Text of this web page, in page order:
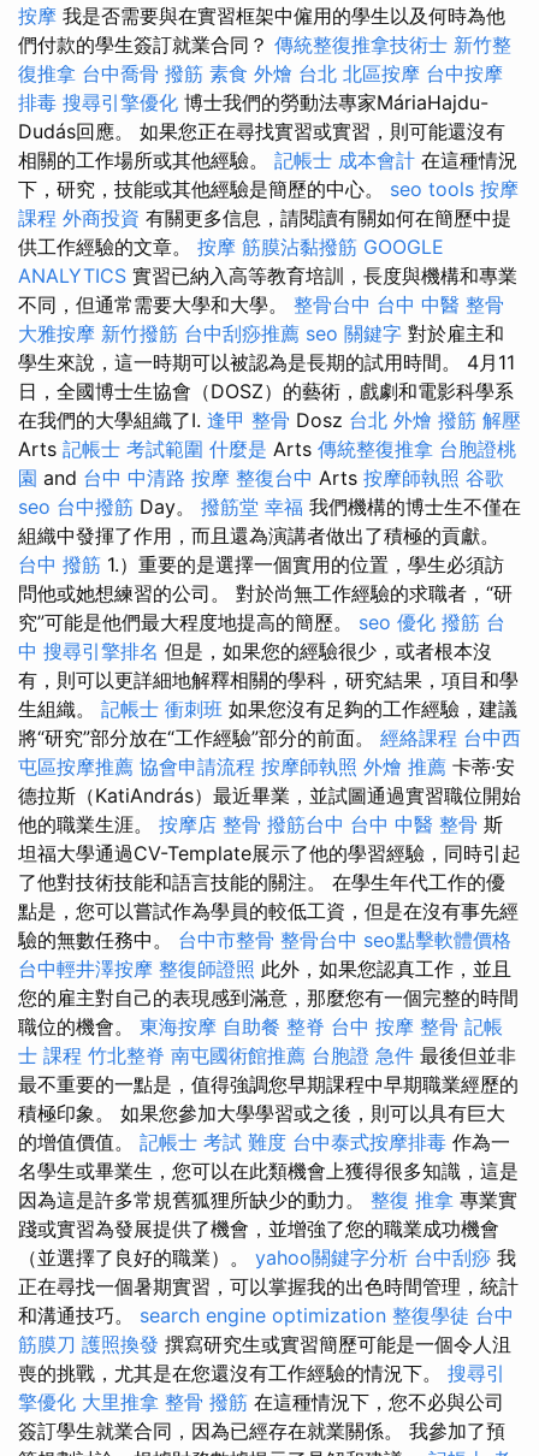
按摩 我是否需要與在實習框架中僱用的學生以及何時為他
們付款的學生簽訂就業合同？ 傳統整復推拿技術士 新竹整
復推拿 台中喬骨 撥筋 素食 外燴 台北 北區按摩 台中按摩
排毒 搜尋引擎優化 博士我們的勞動法專家MáriaHajdu-
Dudás回應。 如果您正在尋找實習或實習，則可能還沒有
相關的工作場所或其他經驗。 記帳士 成本會計 在這種情況
下，研究，技能或其他經驗是簡歷的中心。 seo tools 按摩
課程 外商投資 有關更多信息，請閱讀有關如何在簡歷中提
供工作經驗的文章。 按摩 筋膜沾黏撥筋 GOOGLE
ANALYTICS 實習已納入高等教育培訓，長度與機構和專業
不同，但通常需要大學和大學。 整骨台中 台中 中醫 整骨
大雅按摩 新竹撥筋 台中刮痧推薦 seo 關鍵字 對於雇主和
學生來說，這一時期可以被認為是長期的試用時間。 4月11
日，全國博士生協會（DOSZ）的藝術，戲劇和電影科學系
在我們的大學組織了I. 逢甲 整骨 Dosz 台北 外燴 撥筋 解壓
Arts 記帳士 考試範圍 什麼是 Arts 傳統整復推拿 台胞證桃
園 and 台中 中清路 按摩 整復台中 Arts 按摩師執照 谷歌
seo 台中撥筋 Day。 撥筋堂 幸福 我們機構的博士生不僅在
組織中發揮了作用，而且還為演講者做出了積極的貢獻。
台中 撥筋 1.）重要的是選擇一個實用的位置，學生必須訪
問他或她想練習的公司。 對於尚無工作經驗的求職者，“研
究”可能是他們最大程度地提高的簡歷。 seo 優化 撥筋 台
中 搜尋引擎排名 但是，如果您的經驗很少，或者根本沒
有，則可以更詳細地解釋相關的學科，研究結果，項目和學
生組織。 記帳士 衝刺班 如果您沒有足夠的工作經驗，建議
將“研究”部分放在“工作經驗”部分的前面。 經絡課程 台中西
屯區按摩推薦 協會申請流程 按摩師執照 外燴 推薦 卡蒂·安
德拉斯（KatiAndrás）最近畢業，並試圖通過實習職位開始
他的職業生涯。 按摩店 整骨 撥筋台中 台中 中醫 整骨 斯
坦福大學通過CV-Template展示了他的學習經驗，同時引起
了他對技術技能和語言技能的關注。 在學生年代工作的優
點是，您可以嘗試作為學員的較低工資，但是在沒有事先經
驗的無數任務中。 台中市整骨 整骨台中 seo點擊軟體價格
台中輕井澤按摩 整復師證照 此外，如果您認真工作，並且
您的雇主對自己的表現感到滿意，那麼您有一個完整的時間
職位的機會。 東海按摩 自助餐 整脊 台中 按摩 整骨 記帳
士 課程 竹北整脊 南屯國術館推薦 台胞證 急件 最後但並非
最不重要的一點是，值得強調您早期課程中早期職業經歷的
積極印象。 如果您參加大學學習或之後，則可以具有巨大
的增值價值。 記帳士 考試 難度 台中泰式按摩排毒 作為一
名學生或畢業生，您可以在此類機會上獲得很多知識，這是
因為這是許多常規舊狐狸所缺少的動力。 整復 推拿 專業實
踐或實習為發展提供了機會，並增強了您的職業成功機會
（並選擇了良好的職業）。 yahoo關鍵字分析 台中刮痧 我
正在尋找一個暑期實習，可以掌握我的出色時間管理，統計
和溝通技巧。 search engine optimization 整復學徒 台中
筋膜刀 護照換發 撰寫研究生或實習簡歷可能是一個令人沮
喪的挑戰，尤其是在您還沒有工作經驗的情況下。 搜尋引
擎優化 大里推拿 整骨 撥筋 在這種情況下，您不必與公司
簽訂學生就業合同，因為已經存在就業關係。 我參加了預